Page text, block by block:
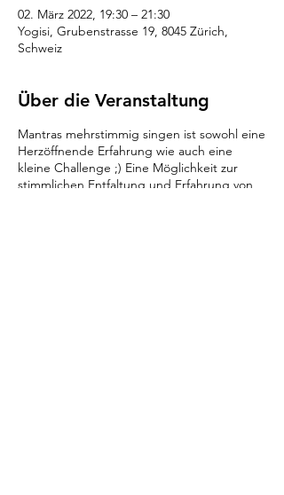
02. März 2022, 19:30 – 21:30
Yogisi, Grubenstrasse 19, 8045 Zürich,
Schweiz
Über die Veranstaltung
Mantras mehrstimmig singen ist sowohl eine
Herzöffnende Erfahrung wie auch eine
kleine Challenge ;) Eine Möglichkeit zur
stimmlichen Entfaltung und Erfahrung von